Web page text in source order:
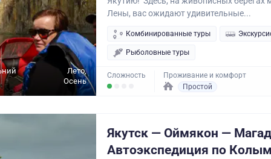
Лето,
Осень
Лены, вас ожидают удивительные...
Комбинированные туры
Рыболовные туры
Сложность
Проживание и комфорт
Простой
Якутск — Оймякон —
Автоэкспедиция по